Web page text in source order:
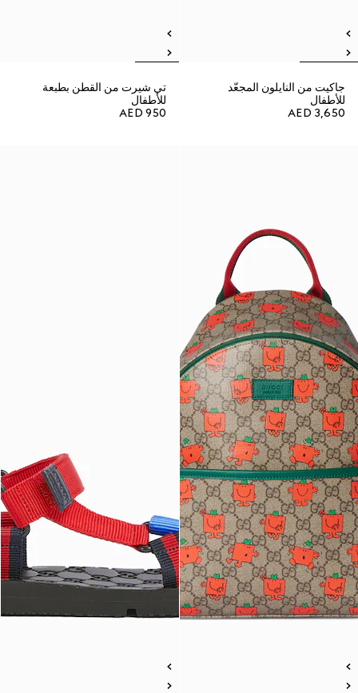
جاكيت من النايلون المجعّد
للأطفال
AED 3,650
تي شيرت من القطن بطبعة
للأطفال
AED 950